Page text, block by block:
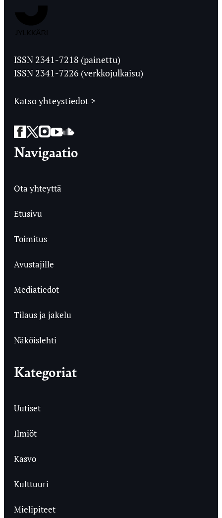
Ylioppilaslehti
ISSN 2341-7218 (painettu)
ISSN 2341-7226 (verkkojulkaisu)
Katso yhteystiedot >
Facebook
Twitter
Instagram
YouTube
SoundCloud
Navigaatio
Ota yhteyttä
Etusivu
Toimitus
Avustajille
Mediatiedot
Tilaus ja jakelu
Näköislehti
Kategoriat
Uutiset
Ilmiöt
Kasvo
Kulttuuri
Mielipiteet